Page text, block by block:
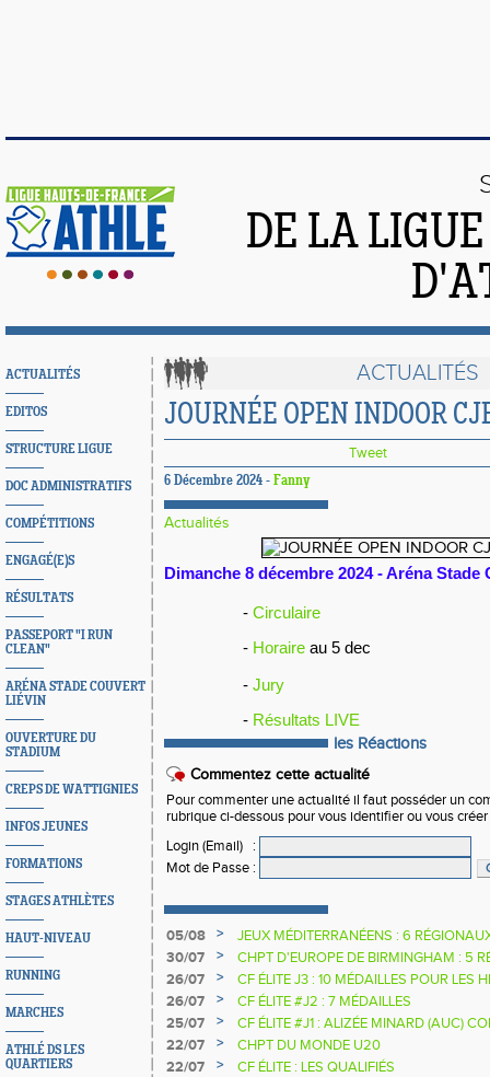
DE LA
ACTUALITÉS
EDITOS
STRUCTURE LIGUE
DOC ADMINISTRATIFS
COMPÉTITIONS
ENGAGÉ(E)S
RÉSULTATS
PASSEPORT "I RUN
CLEAN"
ARÉNA STADE COUVERT
LIÉVIN
OUVERTURE DU
STADIUM
CREPS DE WATTIGNIES
INFOS JEUNES
FORMATIONS
STAGES ATHLÈTES
HAUT-NIVEAU
RUNNING
MARCHES
ATHLÉ DS LES
QUARTIERS
ACTUALITÉS
JOURNÉE OPEN INDOOR
Tweet
6 Décembre 2024 - Fanny
Actualités
Dimanche 8 décembre 2024 - Aréna
- Circulaire
- Horaire au 5 dec
- Jury
- Résultats LIVE
les Réactions
Commentez cette actualité
Pour commenter une actualité il faut posséder un
rubrique ci-dessous pour vous identifier ou vous
Login (Email)
:
Mot de Passe :
05/08 >
JEUX MÉDITERRANÉENS : 6
30/07
>
CHPT D'EUROPE DE BIRMINGHAM : 5
26/07
>
CF ÉLITE J3 : 10 MÉDAILLES POUR LES
26/07
>
CF ÉLITE #J2 : 7 MÉDAILLES
25/07
>
CF ÉLITE #J1 : ALIZÉE MINARD (AUC)
NATIONALE
22/07 >
CHPT DU MONDE U20
22/07
>
CF ÉLITE : LES QUALIFIÉS